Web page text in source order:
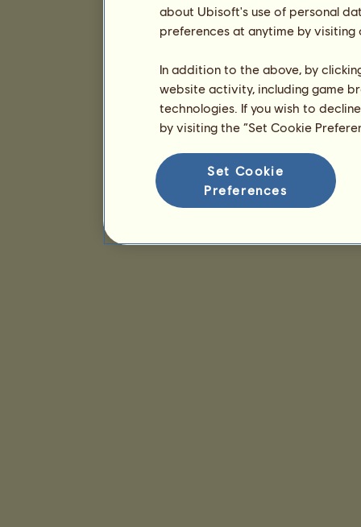
about Ubisoft's use of personal
preferences at anytime by
In addition to the above, by
website activity, including game
technologies. If you wish to
by visiting the “Set Cookie
Set Cookie
Preferences